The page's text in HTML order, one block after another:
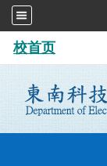
校首页